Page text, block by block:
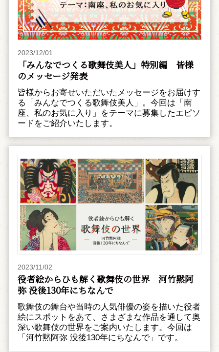
2023/12/01
「みんなでつくる歌舞伎美人」特別編 皆様
のメッセージ発表
皆様からお寄せいただいたメッセージをお届けす
る「みんなでつくる歌舞伎美人」。今回は「南
座、私のお気に入り」をテーマに募集したエピソ
ードをご紹介いたします。
2023/11/02
役者絵からひも解く歌舞伎の世界 河竹黙阿
弥 没後130年にちなんで
歌舞伎の舞台や当時の人気俳優の姿を描いた役者
絵にスポットをあて、さまざまな作品を通して奥
深い歌舞伎の世界をご案内いたします。今回は
「河竹黙阿弥 没後130年にちなんで」です。